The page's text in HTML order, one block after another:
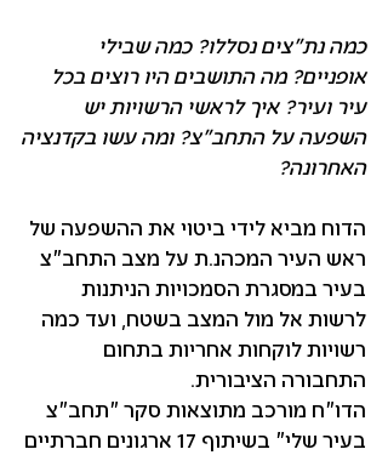
כמה נת״צים נסללו? כמה שבילי
אופניים? מה התושבים היו רוצים בכל
עיר ועיר? איך לראשי הרשויות יש
השפעה על התחב״צ? ומה עשו בקדנציה
האחרונה?
הדוח מביא לידי ביטוי את ההשפעה של
ראש העיר המכהנ.ת על מצב התחב״צ
בעיר במסגרת הסמכויות הניתנות
לרשות אל מול המצב בשטח, ועד כמה
רשויות לוקחות אחריות בתחום
התחבורה הציבורית.
הדו״ח מורכב מתוצאות סקר ״תחב״צ
בעיר שלי״ בשיתוף 17 ארגונים חברתיים